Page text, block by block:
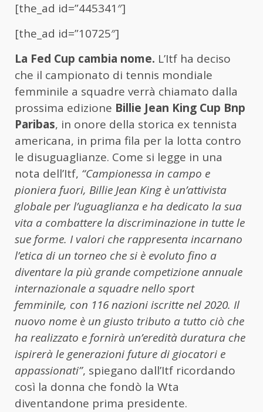
[the_ad id=”445341″]
[the_ad id=”10725″]
La Fed Cup cambia nome. L’Itf ha deciso
che il campionato di tennis mondiale
femminile a squadre verrà chiamato dalla
prossima edizione Billie Jean King Cup Bnp
Paribas, in onore della storica ex tennista
americana, in prima fila per la lotta contro
le disuguaglianze. Come si legge in una
nota dell’Itf, “Campionessa in campo e
pioniera fuori, Billie Jean King è un’attivista
globale per l’uguaglianza e ha dedicato la sua
vita a combattere la discriminazione in tutte le
sue forme. I valori che rappresenta incarnano
l’etica di un torneo che si è evoluto fino a
diventare la più grande competizione annuale
internazionale a squadre nello sport
femminile, con 116 nazioni iscritte nel 2020. Il
nuovo nome è un giusto tributo a tutto ciò che
ha realizzato e fornirà un’eredità duratura che
ispirerà le generazioni future di giocatori e
appassionati”, spiegano dall’Itf ricordando
così la donna che fondò la Wta
diventandone prima presidente.